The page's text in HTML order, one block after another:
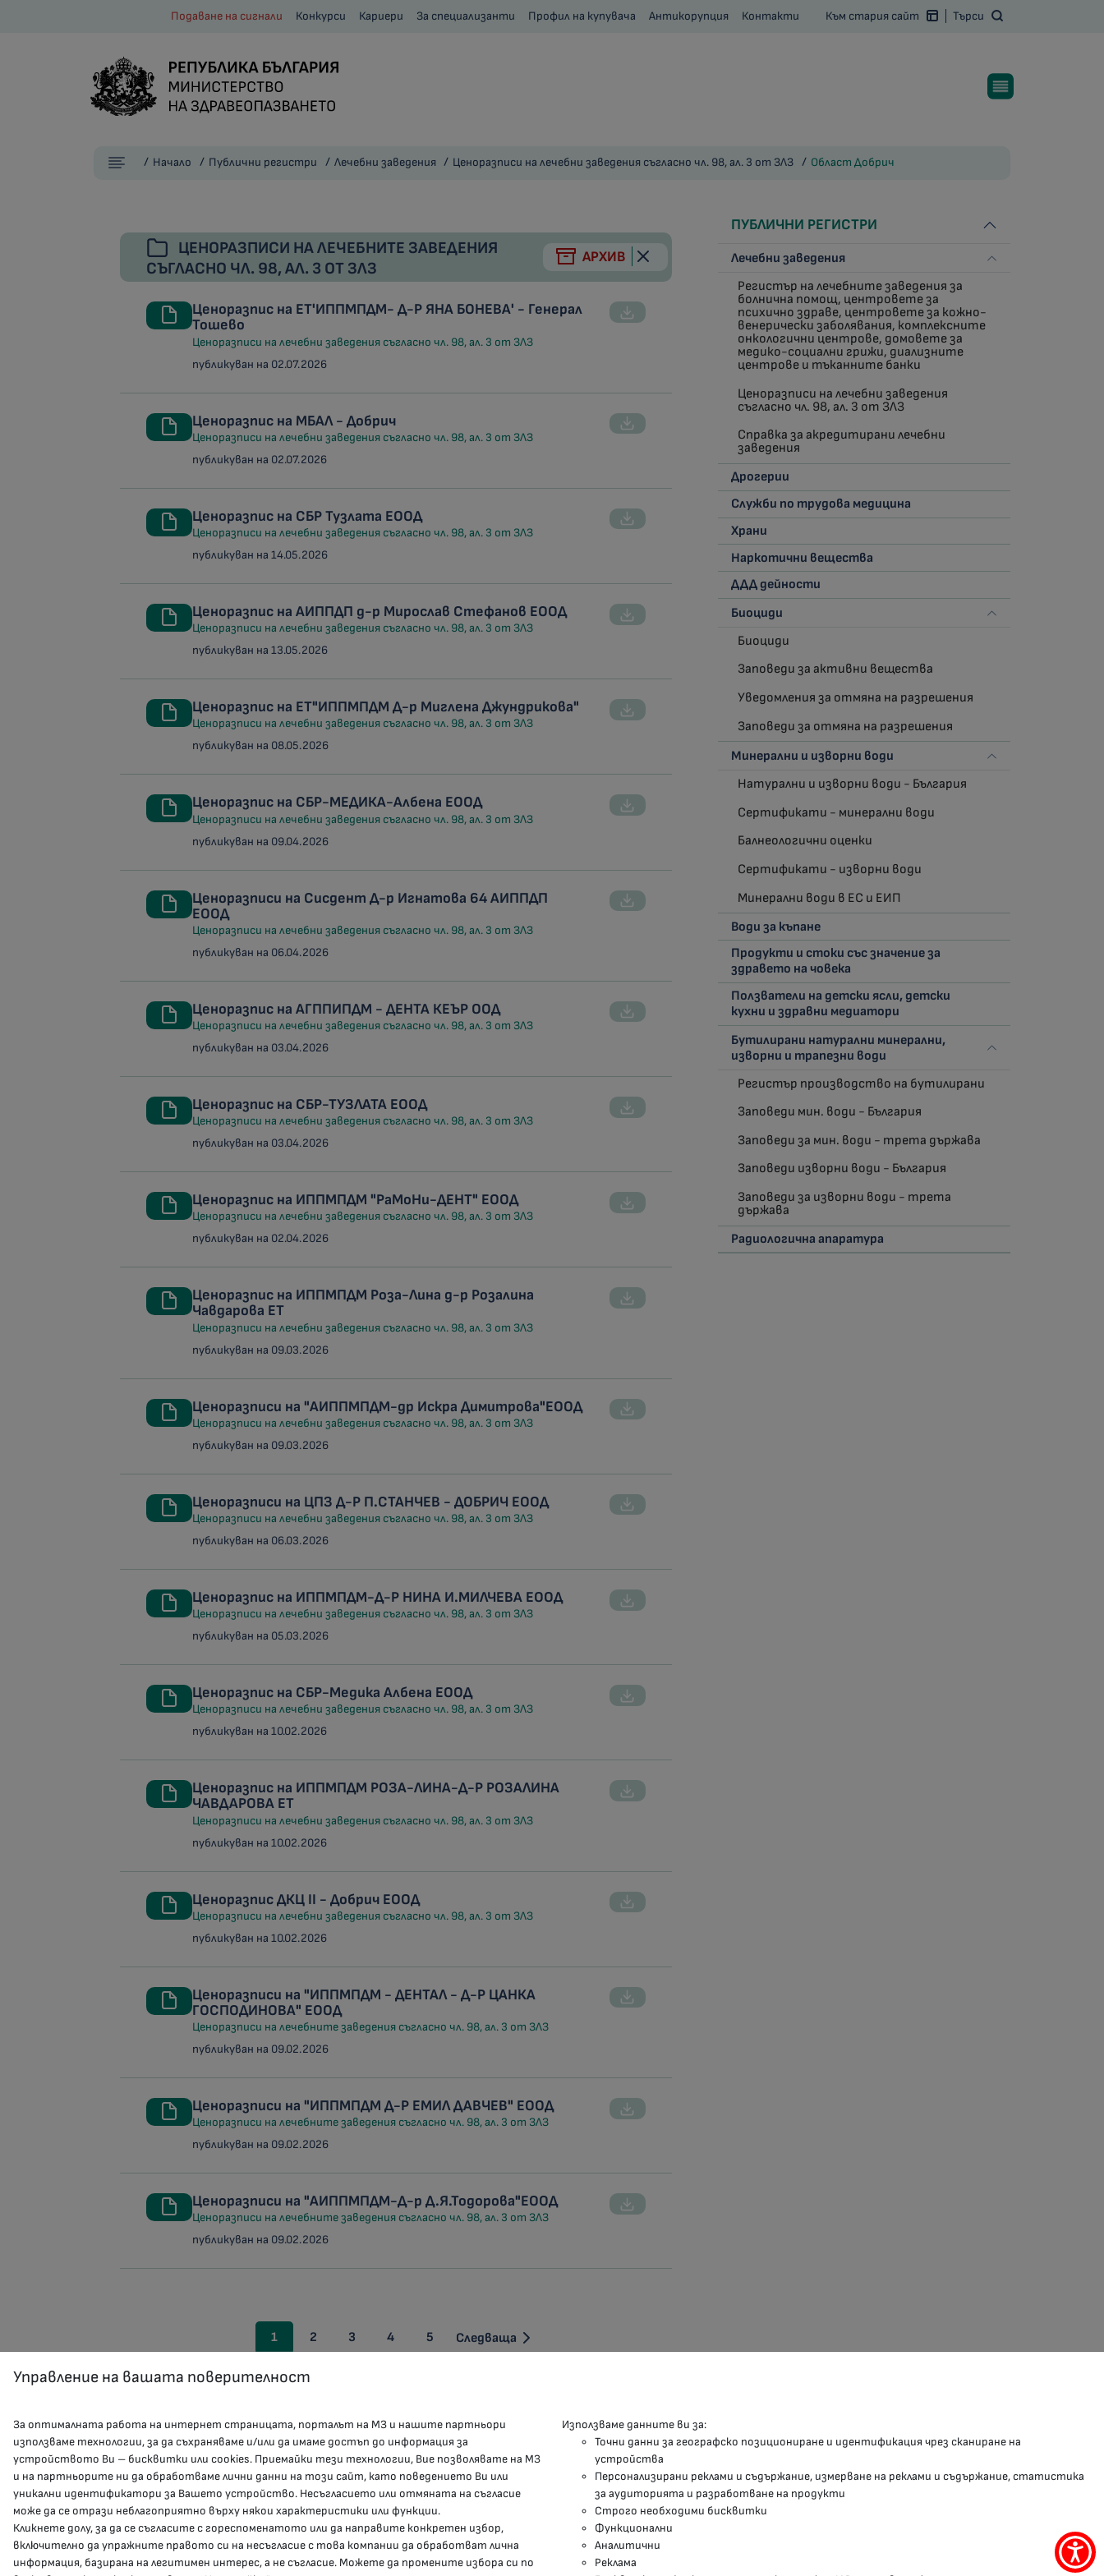
Меню
Подаване на сигнали Конкурси Кариери За специализанти Профил на купувача Антикорупция Контакти Към стария сайт Търси
Начало Публични регистри Лечебни заведения Ценоразписи на лечебни заведения съгласно чл. 98, ал. 3 от ЗЛЗ Област Добрич
ЦЕНОРАЗПИСИ НА ЛЕЧЕБНИТЕ ЗАВЕДЕНИЯ
СЪГЛАСНО ЧЛ. 98, АЛ. 3 ОТ ЗЛЗ
АРХИВ
Ценоразпис на ЕТ'ИППМПДМ- Д-Р ЯНА БОНЕВА' - Генерал
Тошево
Ценоразписи на лечебни заведения съгласно чл. 98, ал. 3 от ЗЛЗ
публикуван на 02.07.2026
Ценоразпис на МБАЛ - Добрич
Ценоразписи на лечебни заведения съгласно чл. 98, ал. 3 от ЗЛЗ
публикуван на 02.07.2026
Ценоразпис на СБР Тузлата ЕООД
Ценоразписи на лечебни заведения съгласно чл. 98, ал. 3 от ЗЛЗ
публикуван на 14.05.2026
Ценоразпис на АИППДП д-р Мирослав Стефанов ЕООД
Ценоразписи на лечебни заведения съгласно чл. 98, ал. 3 от ЗЛЗ
публикуван на 13.05.2026
Ценоразпис на ЕТ"ИППМПДМ Д-р Миглена Джундрикова"
Ценоразписи на лечебни заведения съгласно чл. 98, ал. 3 от ЗЛЗ
публикуван на 08.05.2026
Ценоразпис на СБР-МЕДИКА-Албена ЕООД
Ценоразписи на лечебни заведения съгласно чл. 98, ал. 3 от ЗЛЗ
публикуван на 09.04.2026
Ценоразписи на Сисдент Д-р Игнатова 64 АИППДП
ЕООД
Ценоразписи на лечебни заведения съгласно чл. 98, ал. 3 от ЗЛЗ
публикуван на 06.04.2026
Ценоразпис на АГППИПДМ - ДЕНТА КЕЪР ООД
Ценоразписи на лечебни заведения съгласно чл. 98, ал. 3 от ЗЛЗ
публикуван на 03.04.2026
Ценоразпис на СБР-ТУЗЛАТА ЕООД
Ценоразписи на лечебни заведения съгласно чл. 98, ал. 3 от ЗЛЗ
публикуван на 03.04.2026
Ценоразпис на ИППМПДМ "РаМоНи-ДЕНТ" ЕООД
Ценоразписи на лечебни заведения съгласно чл. 98, ал. 3 от ЗЛЗ
публикуван на 02.04.2026
Ценоразпис на ИППМПДМ Роза-Лина д-р Розалина
Чавдарова ЕТ
Ценоразписи на лечебни заведения съгласно чл. 98, ал. 3 от ЗЛЗ
публикуван на 09.03.2026
Ценоразписи на "АИППМПДМ-др Искра Димитрова"ЕООД
Ценоразписи на лечебни заведения съгласно чл. 98, ал. 3 от ЗЛЗ
публикуван на 09.03.2026
Ценоразписи на ЦПЗ Д-Р П.СТАНЧЕВ - ДОБРИЧ ЕООД
Ценоразписи на лечебни заведения съгласно чл. 98, ал. 3 от ЗЛЗ
публикуван на 06.03.2026
Ценоразпис на ИППМПДМ-Д-Р НИНА И.МИЛЧЕВА ЕООД
Ценоразписи на лечебни заведения съгласно чл. 98, ал. 3 от ЗЛЗ
публикуван на 05.03.2026
Ценоразпис на СБР-Медика Албена ЕООД
Ценоразписи на лечебни заведения съгласно чл. 98, ал. 3 от ЗЛЗ
публикуван на 10.02.2026
Ценоразпис на ИППМПДМ РОЗА-ЛИНА-Д-Р РОЗАЛИНА
ЧАВДАРОВА ЕТ
Ценоразписи на лечебни заведения съгласно чл. 98, ал. 3 от ЗЛЗ
публикуван на 10.02.2026
Ценоразпис ДКЦ II - Добрич ЕООД
Ценоразписи на лечебни заведения съгласно чл. 98, ал. 3 от ЗЛЗ
публикуван на 10.02.2026
Ценоразписи на "ИППМПДМ - ДЕНТАЛ - Д-Р ЦАНКА
ГОСПОДИНОВА" ЕООД
Ценоразписи на лечебните заведения съгласно чл. 98, ал. 3 от ЗЛЗ
публикуван на 09.02.2026
Ценоразписи на "ИППМПДМ Д-Р ЕМИЛ ДАВЧЕВ" ЕООД
Ценоразписи на лечебните заведения съгласно чл. 98, ал. 3 от ЗЛЗ
публикуван на 09.02.2026
Ценоразписи на "АИППМПДМ-Д-р Д.Я.Тодорова"ЕООД
Ценоразписи на лечебните заведения съгласно чл. 98, ал. 3 от ЗЛЗ
публикуван на 09.02.2026
1 2 3 4 5 Следваща
ПУБЛИЧНИ РЕГИСТРИ
Лечебни заведения
Регистър на лечебните заведения за
болнична помощ, центровете за
психично здраве, центровете за кожно-
венерически заболявания, комплексните
онкологични центрове, домовете за
медико-социални грижи, диализните
центрове и тъканните банки
Ценоразписи на лечебни заведения
съгласно чл. 98, ал. 3 от ЗЛЗ
Справка за акредитирани лечебни
заведения
Дрогерии
Служби по трудова медицина
Храни
Наркотични вещества
ДДД дейности
Биоциди
Биоциди
Заповеди за активни вещества
Уведомления за отмяна на разрешения
Заповеди за отмяна на разрешения
Минерални и изворни води
Натурални и изворни води - България
Сертификати - минерални води
Балнеологични оценки
Сертификати - изворни води
Минерални води в ЕС и ЕИП
Води за къпане
Продукти и стоки със значение за
здравето на човека
Ползватели на детски ясли, детски
кухни и здравни медиатори
Бутилирани натурални минерални,
изворни и трапезни води
Регистър производство на бутилирани
Заповеди мин. води - България
Заповеди за мин. води - трета държава
Заповеди изворни води - България
Заповеди за изворни води - трета
държава
Радиологична апаратура
гр.София, 1000, пл. „Света Неделя“ №5
delovodstvo@mh.government.bg
presscenter@mh.government.bg
Instragram профил
Управление на вашата поверителност
За оптималната работа на интернет страницата, порталът на МЗ и нашите партньори
използваме технологии, за да съхраняваме и/или да имаме достъп до информация за
устройството Ви – бисквитки или cookies. Приемайки тези технологии, Вие позволявате на МЗ
и на партньорите ни да обработваме лични данни на този сайт, като поведението Ви или
уникални идентификатори за Вашето устройство. Несъгласието или отмяната на съгласие
може да се отрази неблагоприятно върху някои характеристики или функции.
Кликнете долу, за да се съгласите с гореспоменатото или да направите конкретен избор,
включително да упражните правото си на несъгласие с това компании да обработват лична
информация, базирана на легитимен интерес, а не съгласие. Можете да промените избора си по
Използваме данните ви за:
Точни данни за географско позициониране и идентификация чрез сканиране на
устройства
Персонализирани реклами и съдържание, измерване на реклами и съдържание, статистика
за аудиторията и разработване на продукти
Строго необходими бисквитки
Функционални
Аналитични
Реклама